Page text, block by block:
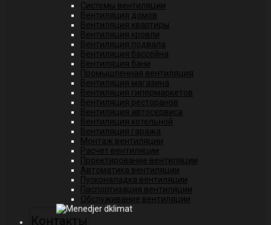
Системы вентиляции
Вентиляция домов
Вентиляция квартиры
Вентиляция кровли
Вентиляция подвала
Вентиляция бассейна
Вентиляция бани
Промышленная вентиляция
Вентиляция магазина
Вентиляция гипермаркетов
Вентиляция ресторанов
Вентиляция автосервиса
Вентиляция котельной
Вентиляция гаража
Монтаж вентиляции
Расчет вентиляции
Проектирование вентиляции
Автоматика вентиляции
Пусконаладка вентиляции
Паспортизация вентиляции
Обслуживание вентиляции
Контакты